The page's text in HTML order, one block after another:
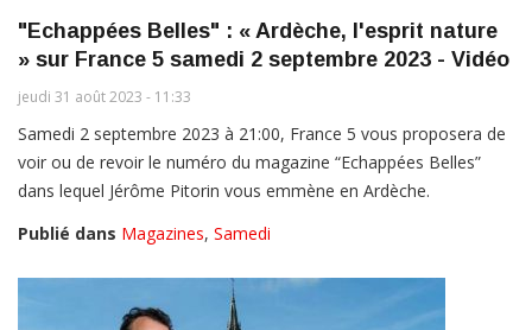
"Echappées Belles" : « Ardèche, l'esprit nature
» sur France 5 samedi 2 septembre 2023 - Vidéo
jeudi 31 août 2023 - 11:33
Samedi 2 septembre 2023 à 21:00, France 5 vous proposera de
voir ou de revoir le numéro du magazine “Echappées Belles”
dans lequel Jérôme Pitorin vous emmène en Ardèche.
Publié dans Magazines, Samedi